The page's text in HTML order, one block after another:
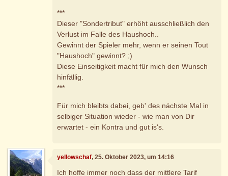
***
Dieser "Sondertribut" erhöht ausschließlich den
Verlust im Falle des Haushoch..
Gewinnt der Spieler mehr, wenn er seinen Tout
"Haushoch" gewinnt? ;)
Diese Einseitigkeit macht für mich den Wunsch
hinfällig.
***
Für mich bleibts dabei, geb' des nächste Mal in
selbiger Situation wieder - wie man von Dir
erwartet - ein Kontra und gut is's.
yellowschaf, 25. Oktober 2023, um 14:16
Ich hoffe immer noch dass der mittlere Tarif